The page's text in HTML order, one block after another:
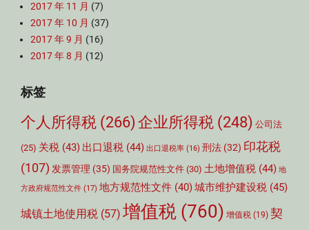
2017 年 11 月 (7)
2017 年 10 月 (37)
2017 年 9 月 (16)
2017 年 8 月 (12)
标签
个人所得税 (266) 企业所得税 (248) 公司法
(25) 关税 (43) 出口退税 (44) 出口退税率 (16) 刑法 (32) 印花税
(107) 发票管理 (35) 国务院规范性文件 (30) 土地增值税 (44) 地
方政府规范性文件 (17) 地方规范性文件 (40)城市维护建设税 (45)
城镇土地使用税 (57) 增值税 (760) 增值税 (19) 契